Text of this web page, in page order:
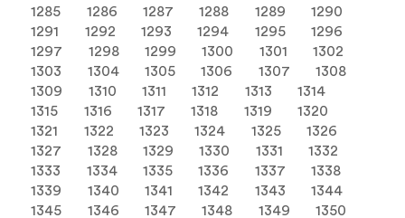
1285
1286 1287 1288 1289
1290
1291
1292 1293 1294 1295
1296
1297
1298 1299 1300 1301
1302
1303
1304 1305 1306 1307
1308
1309
1310 1311 1312 1313
1314
1315
1316 1317 1318 1319
1320
1321
1322 1323 1324 1325
1326
1327
1328 1329 1330 1331
1332
1333
1334 1335 1336 1337
1338
1339
1340 1341 1342 1343
1344
1345
1346 1347 1348 1349 1350